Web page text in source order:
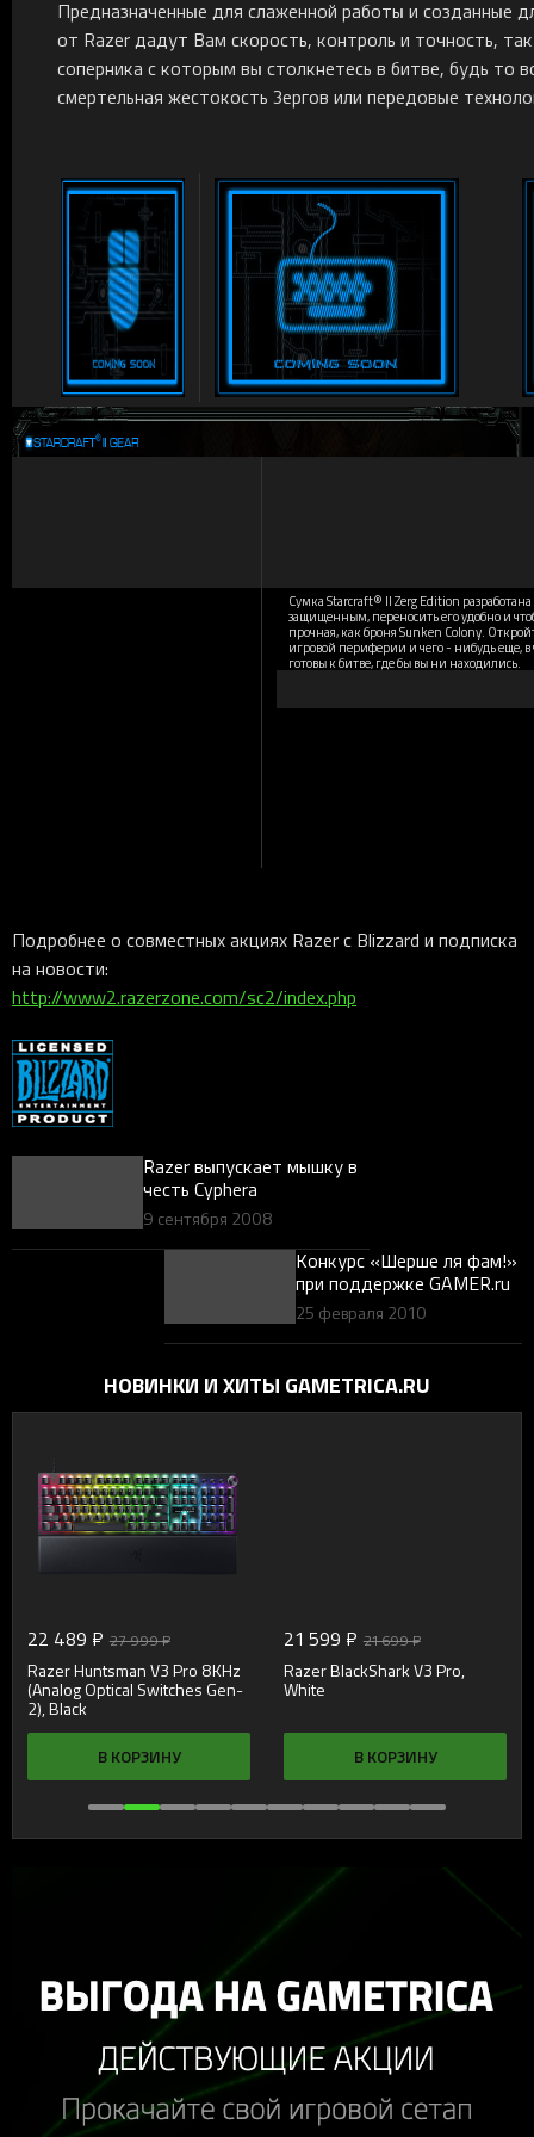
Предназначенные для слаженной работы и созданные
от Razer дадут Вам скорость, контроль и точность,
соперника с которым вы столкнетесь в битве, будь то
смертельная жестокость Зергов или передовые
Сумка Starcraft® II Zerg Edition
защищенным, переносить его удобно и
прочная, как броня Sunken Colony.
игровой периферии и чего - нибудь еще,
готовы к битве, где бы вы ни находились.
Подробнее о совместных акциях Razer с Blizzard и подписка
на новости:
http://www2.razerzone.com/sc2/index.php
Razer выпускает мышку в
честь Cypherа
9 сентября 2008
Конкурс «Шерше ля фам!»
при поддержке GAMER.ru
25 февраля 2010
НОВИНКИ И ХИТЫ GAMETRICA.RU
22 489 ₽ 27 999 ₽
Razer Huntsman V3 Pro 8KHz
(Analog Optical Switches Gen-
2), Black
В КОРЗИНУ
21 599 ₽ 21 699 ₽
Razer BlackShark V3 Pro,
White
В КОРЗИНУ